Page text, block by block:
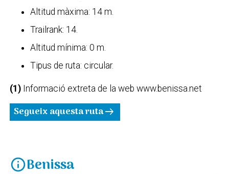
Altitud màxima: 14 m.
Trailrank: 14.
Altitud mínima: 0 m.
Tipus de ruta: circular.
(1)Informació extreta de la web www.benissa.net
Segueix aquesta rutaarrow_right_alt
infoBenissa